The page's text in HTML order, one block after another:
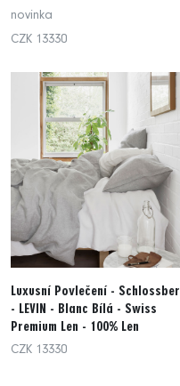
novinka
CZK 13330
Luxusní Povlečení -
- LEVIN - Blanc Bílá - Swiss
Premium Len - 100% Len
CZK 13330